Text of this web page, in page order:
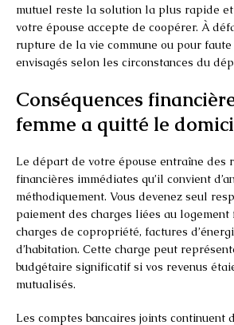
mutuel reste la solution la plus rapide et
votre épouse accepte de coopérer. À
rupture de la vie commune ou pour
envisagés selon les circonstances du
Conséquences
femme a quitté le
Le départ de votre épouse entraîne des
financières immédiates qu’il convient
méthodiquement. Vous devenez seul
paiement des charges liées au
charges de copropriété, factures
d’habitation. Cette charge peut
budgétaire significatif si vos revenus
mutualisés.
Les comptes bancaires joints continuent